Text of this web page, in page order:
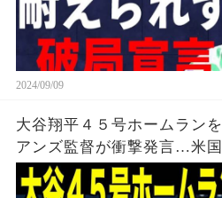
2024/09/09
大谷翔平４５号ホームラン
アンズ監督が衝撃発言…米
らかとなったロバーツ監督
ついてが話題【海外の反応